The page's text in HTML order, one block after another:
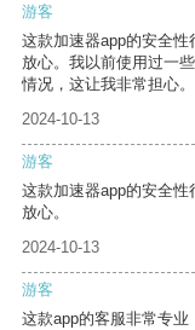
游客
这款加速器app的安全
放心。我以前使用过一
情况，这让我非常担心。
2024-10-13
游客
这款加速器app的安全
放心。
2024-10-13
游客
这款app的客服非常专